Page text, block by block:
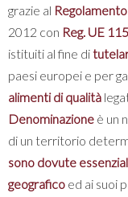
grazie al
2012 con Reg. UE
istituiti al fine di
paesi europei e per
alimenti di qualità
Denominazione è un
di un territorio
sono dovute
geografico ed ai suoi